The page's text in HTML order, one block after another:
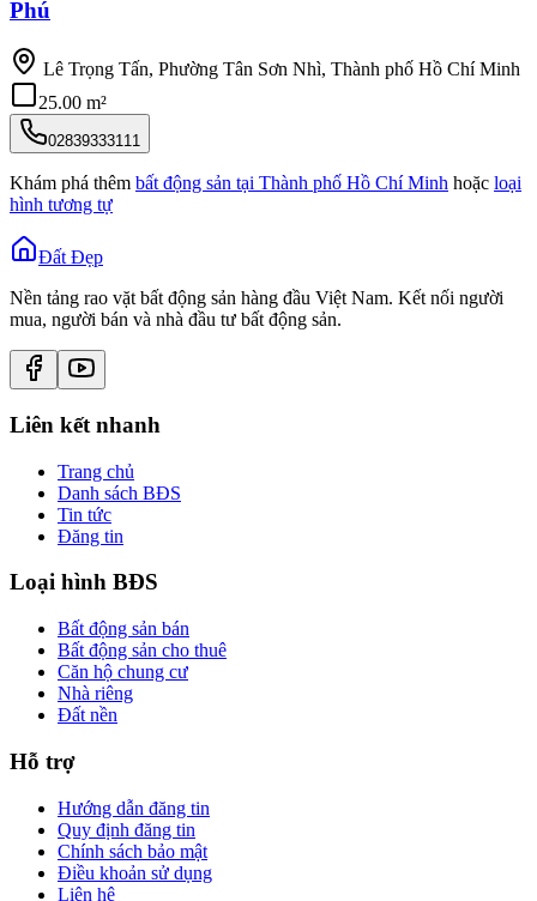
Phú
Lê Trọng Tấn, Phường Tân Sơn Nhì, Thành phố Hồ Chí Minh
25.00 m²
02839333111
Khám phá thêm bất động sản tại Thành phố Hồ Chí Minh hoặc loại
hình tương tự
Đất Đẹp
Nền tảng rao vặt bất động sản hàng đầu Việt Nam. Kết nối người
mua, người bán và nhà đầu tư bất động sản.
Liên kết nhanh
Trang chủ
Danh sách BĐS
Tin tức
Đăng tin
Loại hình BĐS
Bất động sản bán
Bất động sản cho thuê
Căn hộ chung cư
Nhà riêng
Đất nền
Hỗ trợ
Hướng dẫn đăng tin
Quy định đăng tin
Chính sách bảo mật
Điều khoản sử dụng
Liên hệ